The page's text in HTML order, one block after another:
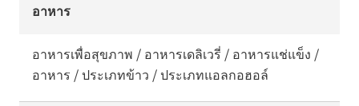
อาหาร
อาหารเพื่อสุขภาพ / อาหารเดลิเวรี่ / อาหารแช่แข็ง /
อาหาร / ประเภทข้าว / ประเภทแอลกอฮอล์